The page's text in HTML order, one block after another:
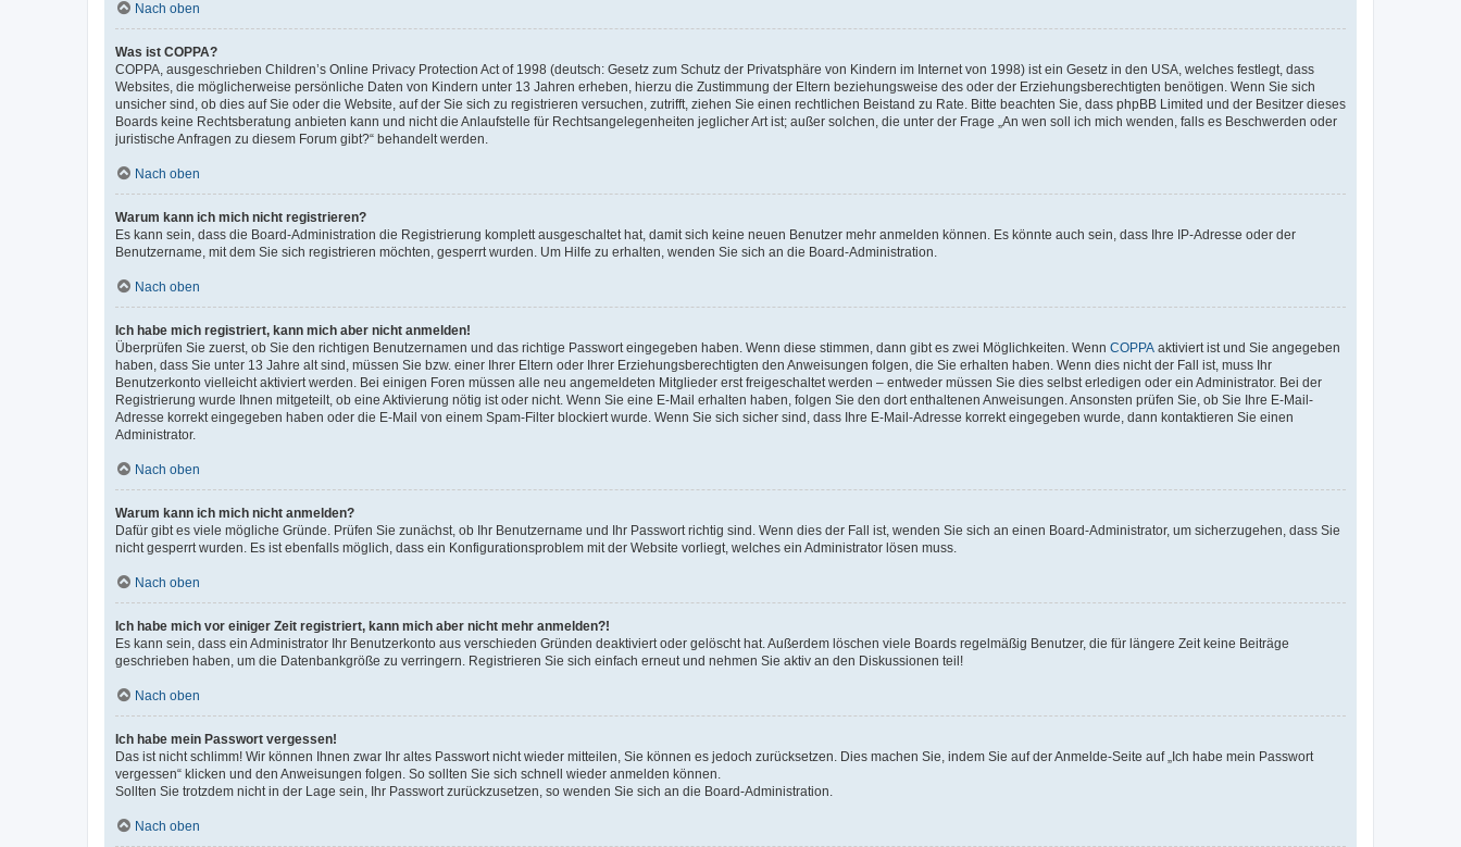
Nach oben
Was ist COPPA?
COPPA, ausgeschrieben Children’s Online Privacy Protection Act of 1998 (deutsch: Gesetz zum Schutz der Privatsphäre von Kindern im Internet von 1998) ist ein Gesetz in den USA, welches festlegt, dass
Websites, die möglicherweise persönliche Daten von Kindern unter 13 Jahren erheben, hierzu die Zustimmung der Eltern beziehungsweise des oder der Erziehungsberechtigten benötigen. Wenn Sie sich
unsicher sind, ob dies auf Sie oder die Website, auf der Sie sich zu registrieren versuchen, zutrifft, ziehen Sie einen rechtlichen Beistand zu Rate. Bitte beachten Sie, dass phpBB Limited und der Besitzer dieses
Boards keine Rechtsberatung anbieten kann und nicht die Anlaufstelle für Rechtsangelegenheiten jeglicher Art ist; außer solchen, die unter der Frage „An wen soll ich mich wenden, falls es Beschwerden oder
juristische Anfragen zu diesem Forum gibt?“ behandelt werden.
Nach oben
Warum kann ich mich nicht registrieren?
Es kann sein, dass die Board-Administration die Registrierung komplett ausgeschaltet hat, damit sich keine neuen Benutzer mehr anmelden können. Es könnte auch sein, dass Ihre IP-Adresse oder der
Benutzername, mit dem Sie sich registrieren möchten, gesperrt wurden. Um Hilfe zu erhalten, wenden Sie sich an die Board-Administration.
Nach oben
Ich habe mich registriert, kann mich aber nicht anmelden!
Überprüfen Sie zuerst, ob Sie den richtigen Benutzernamen und das richtige Passwort eingegeben haben. Wenn diese stimmen, dann gibt es zwei Möglichkeiten. Wenn COPPA aktiviert ist und Sie angegeben
haben, dass Sie unter 13 Jahre alt sind, müssen Sie bzw. einer Ihrer Eltern oder Ihrer Erziehungsberechtigten den Anweisungen folgen, die Sie erhalten haben. Wenn dies nicht der Fall ist, muss Ihr
Benutzerkonto vielleicht aktiviert werden. Bei einigen Foren müssen alle neu angemeldeten Mitglieder erst freigeschaltet werden – entweder müssen Sie dies selbst erledigen oder ein Administrator. Bei der
Registrierung wurde Ihnen mitgeteilt, ob eine Aktivierung nötig ist oder nicht. Wenn Sie eine E-Mail erhalten haben, folgen Sie den dort enthaltenen Anweisungen. Ansonsten prüfen Sie, ob Sie Ihre E-Mail-
Adresse korrekt eingegeben haben oder die E-Mail von einem Spam-Filter blockiert wurde. Wenn Sie sich sicher sind, dass Ihre E-Mail-Adresse korrekt eingegeben wurde, dann kontaktieren Sie einen
Administrator.
Nach oben
Warum kann ich mich nicht anmelden?
Dafür gibt es viele mögliche Gründe. Prüfen Sie zunächst, ob Ihr Benutzername und Ihr Passwort richtig sind. Wenn dies der Fall ist, wenden Sie sich an einen Board-Administrator, um sicherzugehen, dass Sie
nicht gesperrt wurden. Es ist ebenfalls möglich, dass ein Konfigurationsproblem mit der Website vorliegt, welches ein Administrator lösen muss.
Nach oben
Ich habe mich vor einiger Zeit registriert, kann mich aber nicht mehr anmelden?!
Es kann sein, dass ein Administrator Ihr Benutzerkonto aus verschieden Gründen deaktiviert oder gelöscht hat. Außerdem löschen viele Boards regelmäßig Benutzer, die für längere Zeit keine Beiträge
geschrieben haben, um die Datenbankgröße zu verringern. Registrieren Sie sich einfach erneut und nehmen Sie aktiv an den Diskussionen teil!
Nach oben
Ich habe mein Passwort vergessen!
Das ist nicht schlimm! Wir können Ihnen zwar Ihr altes Passwort nicht wieder mitteilen, Sie können es jedoch zurücksetzen. Dies machen Sie, indem Sie auf der Anmelde-Seite auf „Ich habe mein Passwort
vergessen“ klicken und den Anweisungen folgen. So sollten Sie sich schnell wieder anmelden können.
Sollten Sie trotzdem nicht in der Lage sein, Ihr Passwort zurückzusetzen, so wenden Sie sich an die Board-Administration.
Nach oben